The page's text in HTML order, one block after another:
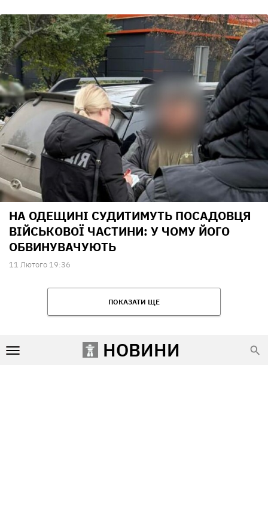
НОВИНИ
НА ОДЕЩИНІ СУДИТИМУТЬ ПОСАДОВЦЯ
ВІЙСЬКОВОЇ ЧАСТИНИ: У ЧОМУ ЙОГО
ОБВИНУВАЧУЮТЬ
11 Лютого 19:36
ПОКАЗАТИ ЩЕ